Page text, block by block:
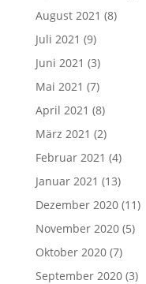
August 2021 (8)
Juli 2021 (9)
Juni 2021 (3)
Mai 2021 (7)
April 2021 (8)
März 2021 (2)
Februar 2021 (4)
Januar 2021 (13)
Dezember 2020(11)
November 2020(5)
Oktober 2020(7)
September 2020(3)